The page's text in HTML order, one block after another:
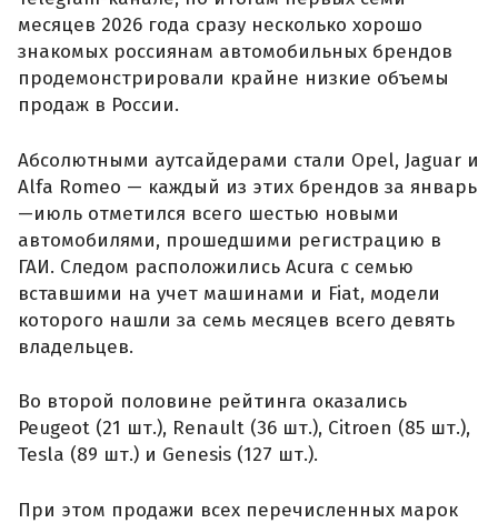
месяцев 2026 года сразу несколько хорошо
знакомых россиянам автомобильных брендов
продемонстрировали крайне низкие объемы
продаж в России.
Абсолютными аутсайдерами стали Opel, Jaguar и
Alfa Romeo — каждый из этих брендов за январь
—июль отметился всего шестью новыми
автомобилями, прошедшими регистрацию в
ГАИ. Следом расположились Acura с семью
вставшими на учет машинами и Fiat, модели
которого нашли за семь месяцев всего девять
владельцев.
Во второй половине рейтинга оказались
Peugeot (21 шт.), Renault (36 шт.), Citroen (85 шт.),
Tesla (89 шт.) и Genesis (127 шт.).
При этом продажи всех перечисленных марок